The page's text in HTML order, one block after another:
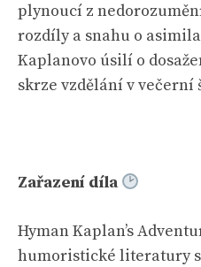
plynoucí z
rozdíly a snahu o
Kaplanovo úsilí o
skrze vzdělání v
Zařazení díla
Hyman Kaplan’s
humoristické literatury